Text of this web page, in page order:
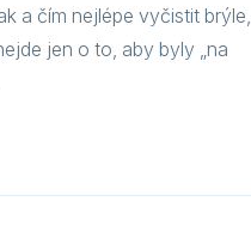
a čím nejlépe vyčistit brýle,
jen o to, aby byly „na